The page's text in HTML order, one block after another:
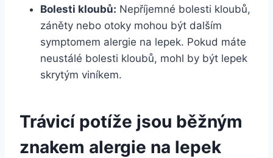
Bolesti kloubů: Nepříjemné bolesti kloubů,
záněty nebo otoky mohou být dalším
symptomem alergie na lepek. Pokud máte
neustálé bolesti kloubů, mohl by být lepek
skrytým viníkem.
Trávicí potíže jsou běžným
znakem alergie na lepek